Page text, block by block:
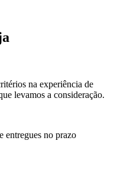
na experiência de
levamos a consideração.
entregues no prazo